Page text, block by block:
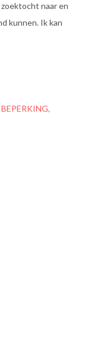
zoektocht naar en
kunnen. Ik kan